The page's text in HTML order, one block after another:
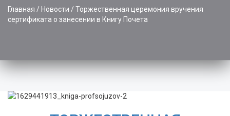
Главная / Новости / Торжественная церемония вручения
сертификата о занесении в Книгу Почета